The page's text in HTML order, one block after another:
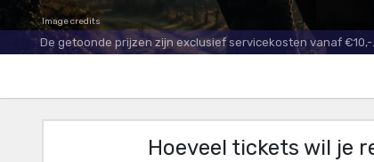
Image credits
De getoonde prijzen zijn exclusief servicekosten vanaf €10,-.
Hoeveel tickets wil je